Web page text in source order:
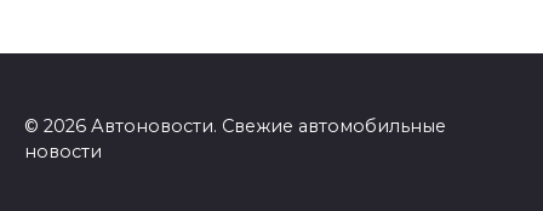
© 2026 Автоновости. Свежие автомобильные
новости